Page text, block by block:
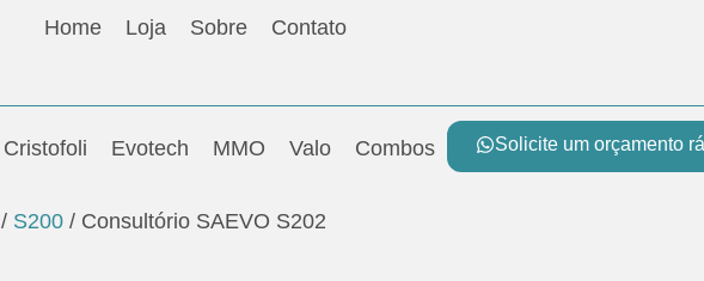
Home Loja Sobre Contato
Solicite um orçamento
Cristofoli Evotech MMO Valo Combos
/ S200 / Consultório SAEVO S202